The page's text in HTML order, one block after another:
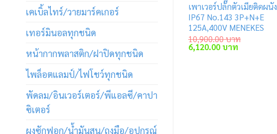
เคเบิ้ลไทร์/วายมาร์คเกอร์
เทอร์มินอลทุกชนิด
หน้ากากพลาสติก/ฝาปิดทุกชนิด
ไพล็อตแลมป์/ไฟโชว์ทุกชนิด
พัดลม/อินเวอร์เตอร์/พีแอลซี/คาปา
ซิเตอร์
ผงซักฟอก/น้ำมันสน/ถุงมือ/อุปกรณ์
เพาเวอร์ปลั๊กตัวเมียติดผนัง
IP67 No.143 3P+N+E
125A,400V MENEKES
10,900.00บาท
Original
price
6,120.00บาทCurrent
price